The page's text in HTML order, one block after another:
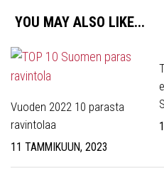
YOU MAY ALSO LIKE...
Vuoden 2022 10 parasta
ravintolaa
11 TAMMIKUUN, 2023